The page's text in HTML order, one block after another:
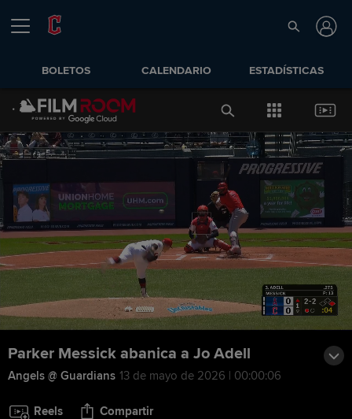
BOLETOS CALENDARIO ESTADÍSTICAS
Parker Messick abanica a Jo Adell
Angels @ Guardians 13 de mayo de 2026 | 00:00:06
Reels Compartir